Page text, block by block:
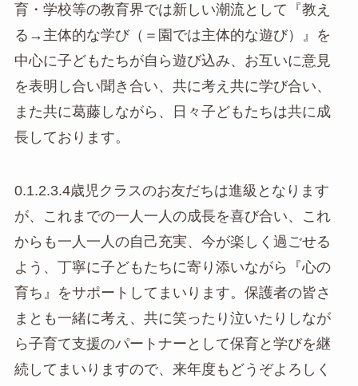
育・学校等の教育界では新しい潮流として『教え
る→主体的な学び（＝園では主体的な遊び）』を
中心に子どもたちが自ら遊び込み、お互いに意見
を表明し合い聞き合い、共に考え共に学び合い、
また共に葛藤しながら、日々子どもたちは共に成
長しております。
0.1.2.3.4歳児クラスのお友だちは進級となります
が、これまでの一人一人の成長を喜び合い、これ
からも一人一人の自己充実、今が楽しく過ごせる
よう、丁寧に子どもたちに寄り添いながら『心の
育ち』をサポートしてまいります。保護者の皆さ
まとも一緒に考え、共に笑ったり泣いたりしなが
ら子育て支援のパートナーとして保育と学びを継
続してまいりますので、来年度もどうぞよろしく